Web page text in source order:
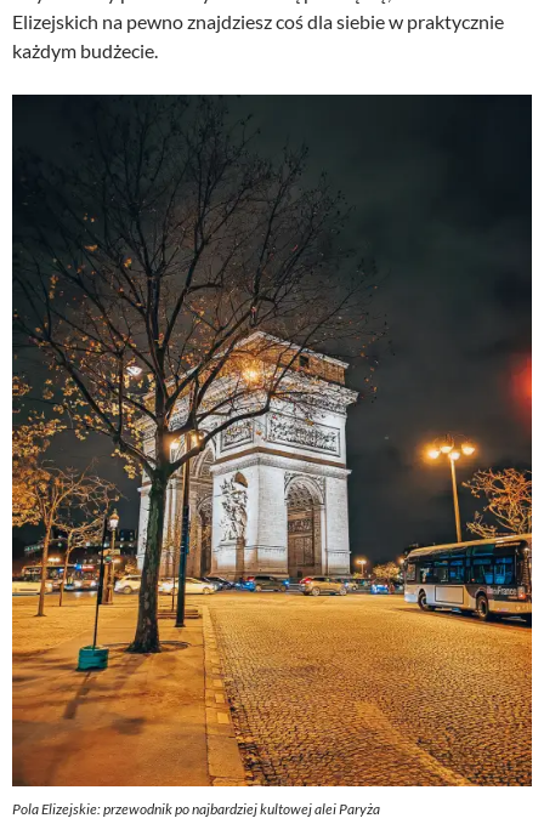
Elizejskich na pewno znajdziesz coś dla siebie w praktycznie
każdym budżecie.
Pola Elizejskie: przewodnik po najbardziej kultowej alei Paryża